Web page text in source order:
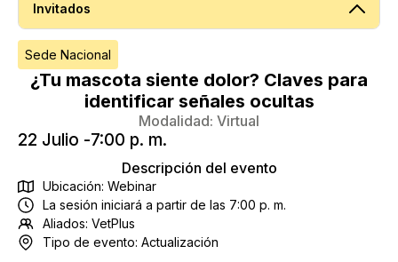
Invitados
Sede Nacional
¿Tu mascota siente dolor? Claves para
identificar señales ocultas
Modalidad: Virtual
22 Julio -7:00 p. m.
Descripción del evento
Ubicación: Webinar
La sesión iniciará a partir de las 7:00 p. m.
Aliados: VetPlus
Tipo de evento: Actualización